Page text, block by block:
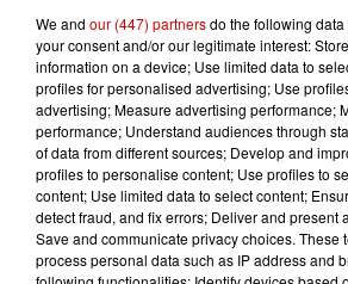
Pour se préparer au
salon de recrutement,
indispensable de
CV !
Le jour J, toutes les
sanitaires seront en
vous accueillir en
We and our (447) partnersdo the following
your consent and/or our legitimate interest:
information on a device; Use limited data to
profiles for personalised advertising; Use
advertising; Measure advertising performance;
performance; Understand audiences through
of data from different sources; Develop and
profiles to personalise content; Use profiles to
content; Use limited data to select content;
detect fraud, and fix errors; Deliver and present
Save and communicate privacy choices. These
process personal data such as IP address and